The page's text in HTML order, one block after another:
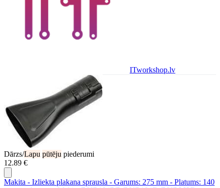
ITworkshop.lv
Dārzs/Lapu pūtēju piederumi
12.89 €
Makita - Izliekta plakana sprausla - Garums: 275 mm - Platums: 140